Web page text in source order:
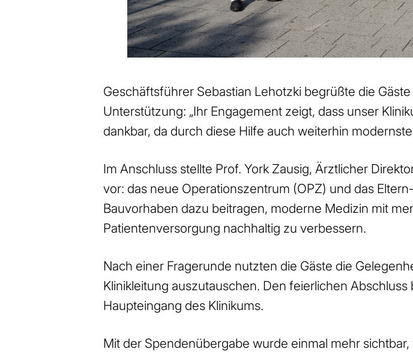
Geschäftsführer Sebastian Lehotzki begrüßte die
Unterstützung: „Ihr Engagement zeigt, dass unser
dankbar, da durch diese Hilfe auch weiterhin
Im Anschluss stellte Prof. York Zausig, Ärztlicher
vor: das neue Operationszentrum (OPZ) und das
Bauvorhaben dazu beitragen, moderne Medizin mit
Patientenversorgung nachhaltig zu verbessern.
Nach einer Fragerunde nutzten die Gäste die
Klinikleitung auszutauschen. Den feierlichen
Haupteingang des Klinikums.
Mit der Spendenübergabe wurde einmal mehr